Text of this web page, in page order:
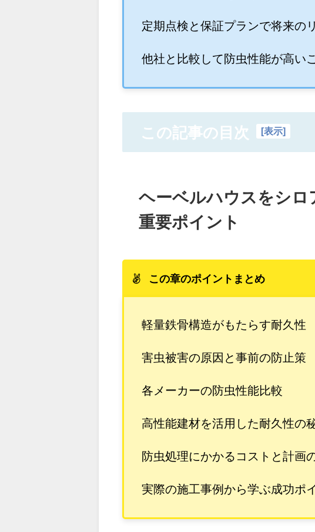
定期点検と保証プランで将来の
他社と比較して防虫性能が高い
この記事の目次 [表示]
ヘーベルハウスをシロ
重要ポイント
この章のポイントまとめ
軽量鉄骨構造がもたらす耐久性
害虫被害の原因と事前の防止策
各メーカーの防虫性能比較
高性能建材を活用した耐久性の
防虫処理にかかるコストと計画
実際の施工事例から学ぶ成功ポ